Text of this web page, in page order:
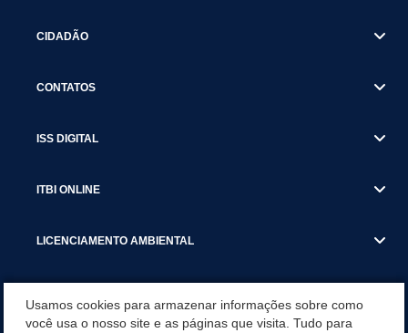
CIDADÃO
CONTATOS
ISS DIGITAL
ITBI ONLINE
LICENCIAMENTO AMBIENTAL
Usamos cookies para armazenar informações sobre como
você usa o nosso site e as páginas que visita. Tudo para